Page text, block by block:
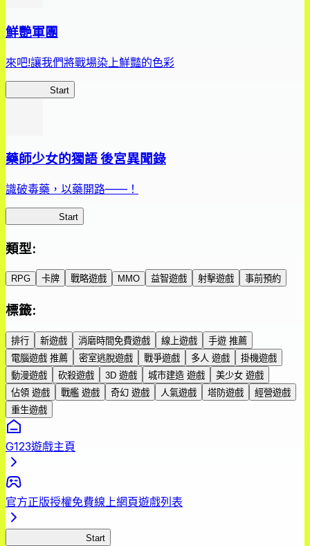
鮮艷軍團
來吧!讓我們將戰場染上鮮豔的色彩
Start
藥師少女的獨語 後宮異聞錄
識破毒藥，以藥開路——！
Start
類型:
RPG 卡牌 戰略遊戲 MMO 益智遊戲 射擊遊戲 事前預約
標籤:
排行 新遊戲 消磨時間免費遊戲 線上遊戲
手遊 推薦
電腦遊戲 推薦
密室逃脫遊戲 戰爭遊戲 多人 遊戲
掛機遊戲
動漫遊戲
砍殺遊戲 3D 遊戲 城市建造 遊戲
美少女 遊戲
佔領 遊戲
戰艦 遊戲 奇幻 遊戲 人氣遊戲 塔防遊戲
經營遊戲
重生遊戲
G123遊戲主頁
官方正版授權免費線上網頁遊戲列表
Start